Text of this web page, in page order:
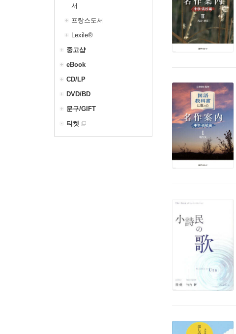
서
프랑스도서
Lexile®
중고샵
eBook
CD/LP
DVD/BD
문구/GIFT
티켓